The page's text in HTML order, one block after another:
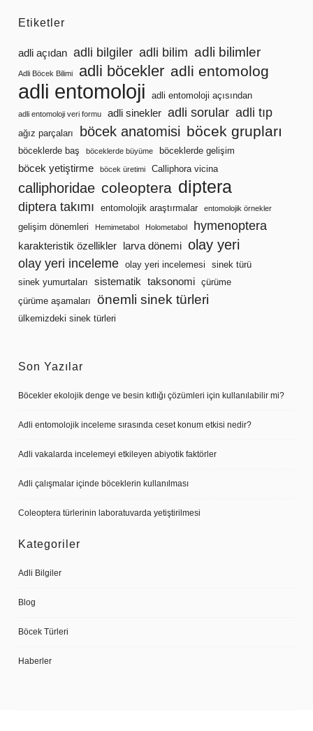
Etiketler
adli açıdan adli bilgiler adli bilim adli bilimler
Adli Böcek Bilimi adli böcekler adli entomolog
adli entomoloji adli entomoloji açısından
adli entomoloji veri formu adli sinekler adli sorular adli tıp
ağız parçaları böcek anatomisi böcek grupları
böceklerde baş böceklerde büyüme böceklerde gelişim
böcek yetiştirme böcek üretimi Calliphora vicina
calliphoridae coleoptera diptera
diptera takımı entomolojik araştırmalar entomolojik örnekler
gelişim dönemleri Hemimetabol Holometabol hymenoptera
karakteristik özellikler larva dönemi olay yeri
olay yeri inceleme olay yeri incelemesi
sinek türü
sinek yumurtaları
sistematik taksonomi çürüme
çürüme aşamaları
önemli sinek türleri
ülkemizdeki sinek türleri
Son Yazılar
Böcekler ekolojik denge ve besin kıtlığı çözümleri için kullanılabilir mi?
Adli entomolojik inceleme sırasında ceset konum etkisi nedir?
Adli vakalarda incelemeyi etkileyen abiyotik faktörler
Adli çalışmalar içinde böceklerin kullanılması
Coleoptera türlerinin laboratuvarda yetiştirilmesi
Kategoriler
Adli Bilgiler
Blog
Böcek Türleri
Haberler